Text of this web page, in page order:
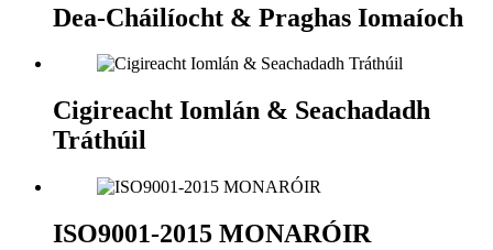
Dea-Cháilíocht & Praghas Iomaíoch
Cigireacht Iomlán & Seachadadh
Tráthúil
ISO9001-2015 MONARÓIR